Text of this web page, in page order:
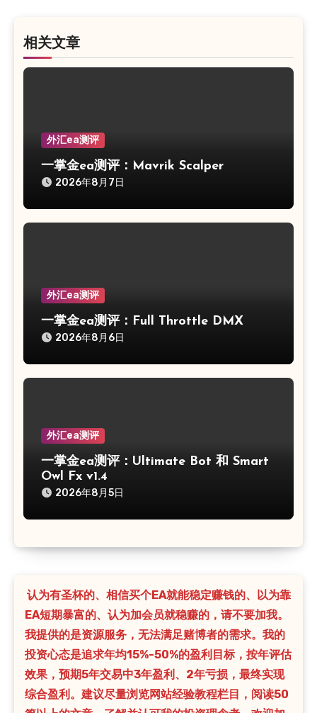
相关文章
外汇ea测评
一掌金ea测评：Mavrik Scalper
2026年8月7日
外汇ea测评
一掌金ea测评：Full Throttle DMX
2026年8月6日
外汇ea测评
一掌金ea测评：Ultimate Bot 和 Smart
Owl Fx v1.4
2026年8月5日
认为有圣杯的、相信买个EA就能稳定赚钱的、以为靠
EA短期暴富的、认为加会员就稳赚的，请不要加我。
我提供的是资源服务，无法满足赌博者的需求。我的
投资心态是追求年均15%-50%的盈利目标，按年评估
效果，预期5年交易中3年盈利、2年亏损，最终实现
综合盈利。建议尽量浏览网站经验教程栏目，阅读50